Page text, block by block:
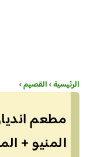
الرئيسية›القصيم›
مطعم
المنيو +